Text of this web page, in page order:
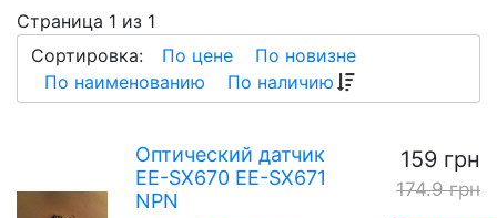
Страница 1 из 1
Сортировка:
По цене
По новизне
По наименованию
По наличию
Оптический датчик
EE-SX670 EE-SX671
NPN
159 грн
174.9 грн